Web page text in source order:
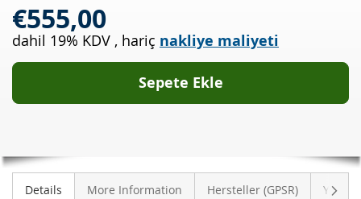
S80
II
1.6
D
€555,00
dahil 19% KDV , hariç nakliye maliyeti
Sepete Ekle
Details More Information Hersteller (GPSR)